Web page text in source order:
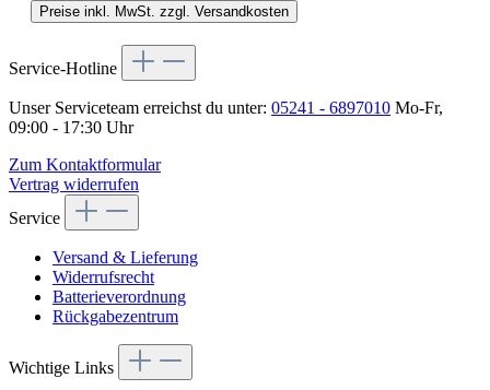
Preise inkl. MwSt. zzgl. Versandkosten
Service-Hotline
Unser Serviceteam erreichst du unter: 05241 - 6897010 Mo-Fr,
09:00 - 17:30 Uhr
Zum Kontaktformular
Vertrag widerrufen
Service
Versand & Lieferung
Widerrufsrecht
Batterieverordnung
Rückgabezentrum
Wichtige Links